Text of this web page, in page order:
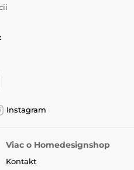
Instagram
Viac o Homedesignshop
Kontakt